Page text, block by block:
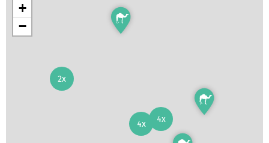
4x 4x
2x
+
−